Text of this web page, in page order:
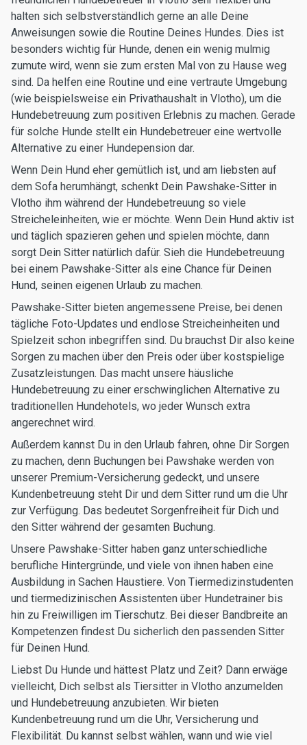
halten sich selbstverständlich gerne an alle Deine
Anweisungen sowie die Routine Deines Hundes. Dies ist
besonders wichtig für Hunde, denen ein wenig mulmig
zumute wird, wenn sie zum ersten Mal von zu Hause weg
sind. Da helfen eine Routine und eine vertraute Umgebung
(wie beispielsweise ein Privathaushalt in Vlotho), um die
Hundebetreuung zum positiven Erlebnis zu machen. Gerade
für solche Hunde stellt ein Hundebetreuer eine wertvolle
Alternative zu einer Hundepension dar.
Wenn Dein Hund eher gemütlich ist, und am liebsten auf
dem Sofa herumhängt, schenkt Dein Pawshake-Sitter in
Vlotho ihm während der Hundebetreuung so viele
Streicheleinheiten, wie er möchte. Wenn Dein Hund aktiv ist
und täglich spazieren gehen und spielen möchte, dann
sorgt Dein Sitter natürlich dafür. Sieh die Hundebetreuung
bei einem Pawshake-Sitter als eine Chance für Deinen
Hund, seinen eigenen Urlaub zu machen.
Pawshake-Sitter bieten angemessene Preise, bei denen
tägliche Foto-Updates und endlose Streicheinheiten und
Spielzeit schon inbegriffen sind. Du brauchst Dir also keine
Sorgen zu machen über den Preis oder über kostspielige
Zusatzleistungen. Das macht unsere häusliche
Hundebetreuung zu einer erschwinglichen Alternative zu
traditionellen Hundehotels, wo jeder Wunsch extra
angerechnet wird.
Außerdem kannst Du in den Urlaub fahren, ohne Dir Sorgen
zu machen, denn Buchungen bei Pawshake werden von
unserer Premium-Versicherung gedeckt, und unsere
Kundenbetreuung steht Dir und dem Sitter rund um die Uhr
zur Verfügung. Das bedeutet Sorgenfreiheit für Dich und
den Sitter während der gesamten Buchung.
Unsere Pawshake-Sitter haben ganz unterschiedliche
berufliche Hintergründe, und viele von ihnen haben eine
Ausbildung in Sachen Haustiere. Von Tiermedizinstudenten
und tiermedizinischen Assistenten über Hundetrainer bis
hin zu Freiwilligen im Tierschutz. Bei dieser Bandbreite an
Kompetenzen findest Du sicherlich den passenden Sitter
für Deinen Hund.
Liebst Du Hunde und hättest Platz und Zeit? Dann erwäge
vielleicht, Dich selbst als Tiersitter in Vlotho anzumelden
und Hundebetreuung anzubieten. Wir bieten
Kundenbetreuung rund um die Uhr, Versicherung und
Flexibilität. Du kannst selbst wählen, wann und wie viel